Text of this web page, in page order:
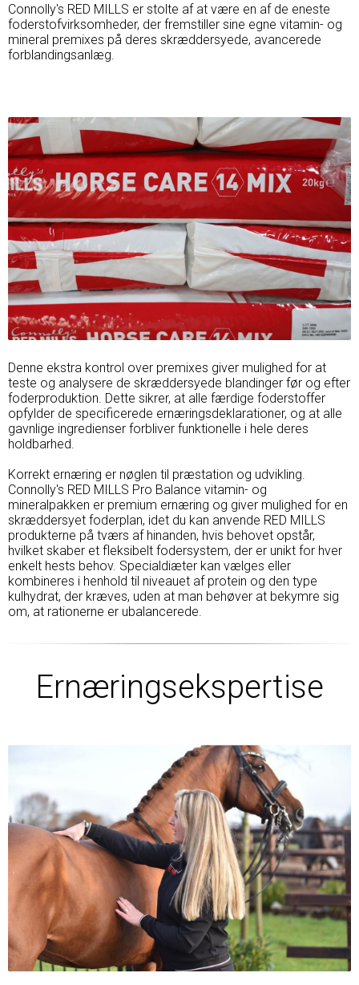
Connolly's RED MILLS er stolte af at være en af ​​de eneste
foderstofvirksomheder, der fremstiller sine egne vitamin- og
mineral premixes på deres skræddersyede, avancerede
forblandingsanlæg.
Denne ekstra kontrol over premixes giver mulighed for at
teste og analysere de skræddersyede blandinger før og efter
foderproduktion. Dette sikrer, at alle færdige foderstoffer
opfylder de specificerede ernæringsdeklarationer, og at alle
gavnlige ingredienser forbliver funktionelle i hele deres
holdbarhed.
Korrekt ernæring er nøglen til præstation og udvikling.
Connolly's RED MILLS Pro Balance vitamin- og
mineralpakken er premium ernæring og giver mulighed for en
skræddersyet foderplan, idet du kan anvende RED MILLS
produkterne på tværs af hinanden, hvis behovet opstår,
hvilket skaber et fleksibelt fodersystem, der er unikt for hver
enkelt hests behov. Specialdiæter kan vælges eller
kombineres i henhold til niveauet af protein og den type
kulhydrat, der kræves, uden at man behøver at bekymre sig
om, at rationerne er ubalancerede.
Ernæringsekspertise